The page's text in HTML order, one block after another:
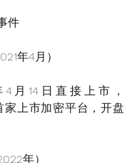
件
年4月）
月14日直接上市，
家上市加密平台，开盘
年）